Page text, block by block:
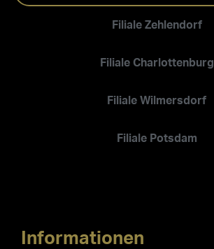
Filiale Zehlendorf
Filiale Charlottenburg
Filiale Wilmersdorf
Filiale Potsdam
Informationen